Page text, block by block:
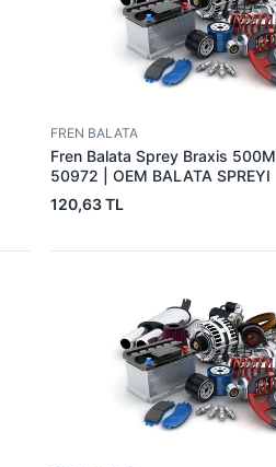
FREN BALATA
Fren Balata Sprey Braxis
50972 | OEM BALATA SPREYI
120,63 TL